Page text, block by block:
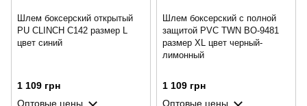
Шлем боксерский открытый
PU CLINCH C142 размер L
цвет синий
1 109 грн
Оптовые цены
Шлем боксерский с полной
защитой PVC TWN BO-9481
размер XL цвет черный-
лимонный
1 109 грн
Оптовые цены